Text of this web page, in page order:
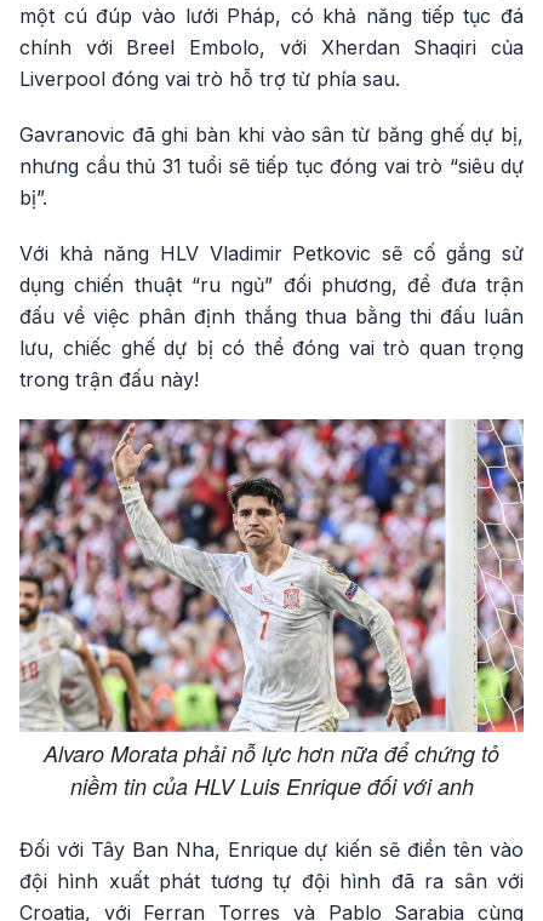
một cú đúp vào lưới Pháp, có khả năng tiếp tục đá
chính với Breel Embolo, với Xherdan Shaqiri của
Liverpool đóng vai trò hỗ trợ từ phía sau.
Gavranovic đã ghi bàn khi vào sân từ băng ghế dự bị,
nhưng cầu thủ 31 tuổi sẽ tiếp tục đóng vai trò “siêu dự
bị”.
Với khả năng HLV Vladimir Petkovic sẽ cố gắng sử
dụng chiến thuật “ru ngủ” đối phương, để đưa trận
đấu về việc phân định thắng thua bằng thi đấu luân
lưu, chiếc ghế dự bị có thể đóng vai trò quan trọng
trong trận đấu này!
Alvaro Morata phải nỗ lực hơn nữa để chứng tỏ
niềm tin của HLV Luis Enrique đối với anh
Đối với Tây Ban Nha, Enrique dự kiến ​​sẽ điền tên vào
đội hình xuất phát tương tự đội hình đã ra sân với
Croatia, với Ferran Torres và Pablo Sarabia cùng